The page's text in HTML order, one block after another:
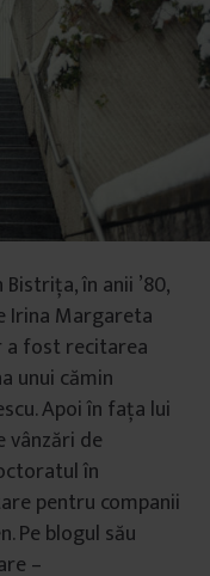
în anii ’80,
Irina Margareta
a fost recitarea
unui cămin
Apoi în fața lui
vânzări de
în
pentru companii
Pe blogul său
–